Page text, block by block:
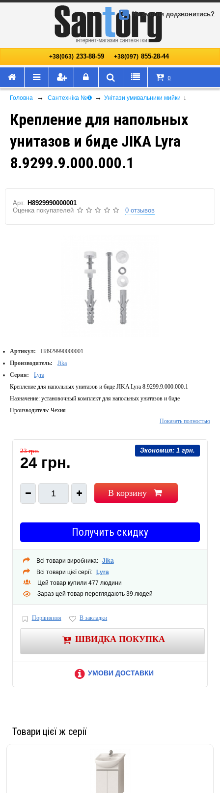
+38(063) 233-88-59 +38(097) 855-28-44
Не змогли додзвонитись?
0
Головна → Сантехніка №❶ → Унітази умивальники мийки ↓
Крепление для напольных
унитазов и биде JIKA Lyra
8.9299.9.000.000.1
Арт. H8929990000001
Оценка покупателей
0 отзывов
Артикул:
H8929990000001
Производитель:
Jika
Серия:
Lyra
Крепление для напольных унитазов и биде JIKA Lyra 8.9299.9.000.000.1
Назначение: установочный комплект для напольных унитазов и биде
Производитель: Чехия
Показать полностью
Экономия: 1 грн.
23 грн.
24 грн.
1 В корзину
Получить скидку
Всі товари виробника: Jika
Всі товари цієї серії: Lyra
Цей товар купили 477 людини
Зараз цей товар переглядають 39 людей
Порівняння В закладки
ШВИДКА ПОКУПКА
УМОВИ ДОСТАВКИ
Товари цієї ж серії